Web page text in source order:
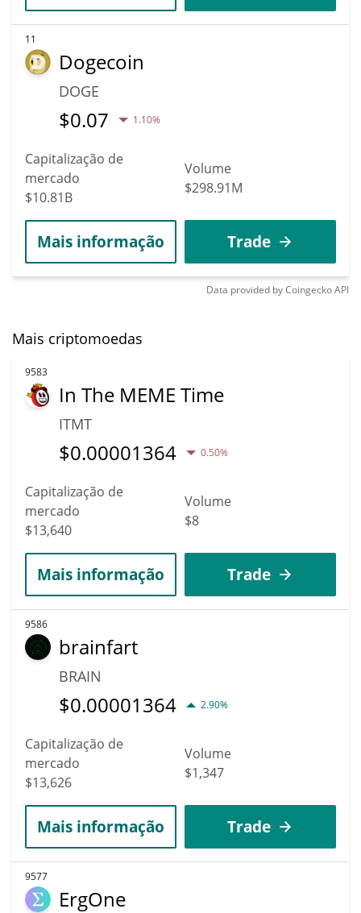
11
Dogecoin
DOGE
$0.07 1.10%
Capitalização de
mercado
$10.81B
Volume
$298.91M
Mais informação Trade
Data provided byCoingeckoAPI
Mais criptomoedas
9583
In The MEME Time
ITMT
$0.00001364 0.50%
Capitalização de
mercado
$13,640
Volume
$8
Mais informação Trade
9586
brainfart
BRAIN
$0.00001364 2.90%
Capitalização de
mercado
$13,626
Volume
$1,347
Mais informação Trade
9577
ErgOne